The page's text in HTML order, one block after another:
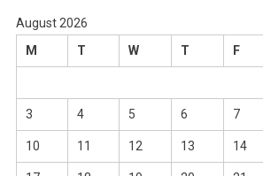
August 2026
M
T W T F
3 4 5 6 7
10 11 12 13 14